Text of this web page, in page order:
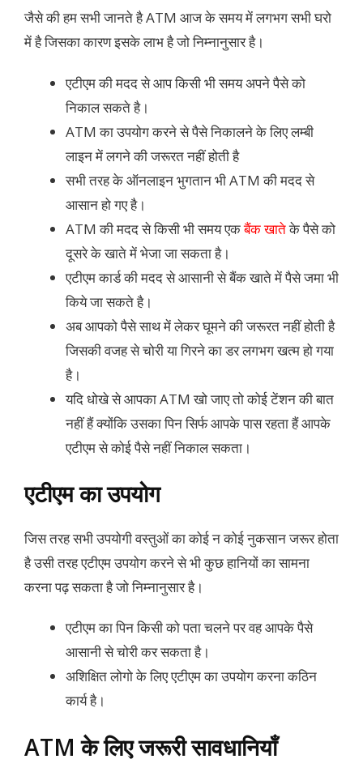
जैसे की हम सभी जानते है ATM आज के समय में लगभग सभी घरो
में है जिसका कारण इसके लाभ है जो निम्नानुसार है।
एटीएम की मदद से आप किसी भी समय अपने पैसे को
निकाल सकते है।
ATM का उपयोग करने से पैसे निकालने के लिए लम्बी
लाइन में लगने की जरूरत नहीं होती है
सभी तरह के ऑनलाइन भुगतान भी ATM की मदद से
आसान हो गए है।
ATM की मदद से किसी भी समय एकबैंक खातेके पैसे को
दूसरे के खाते में भेजा जा सकता है।
एटीएम कार्ड की मदद से आसानी से बैंक खाते में पैसे जमा भी
किये जा सकते है।
अब आपको पैसे साथ में लेकर घूमने की जरूरत नहीं होती है
जिसकी वजह से चोरी या गिरने का डर लगभग खत्म हो गया
है।
यदि धोखे से आपका ATM खो जाए तो कोई टेंशन की बात
नहीं हैं क्योंकि उसका पिन सिर्फ आपके पास रहता हैं आपके
एटीएम से कोई पैसे नहीं निकाल सकता।
एटीएम का उपयोग
जिस तरह सभी उपयोगी वस्तुओं का कोई न कोई नुकसान जरूर होता
है उसी तरह एटीएम उपयोग करने से भी कुछ हानियों का सामना
करना पढ़ सकता है जो निम्नानुसार है।
एटीएम का पिन किसी को पता चलने पर वह आपके पैसे
आसानी से चोरी कर सकता है।
अशिक्षित लोगो के लिए एटीएम का उपयोग करना कठिन
कार्य है।
ATM के लिए जरूरी सावधानियाँ